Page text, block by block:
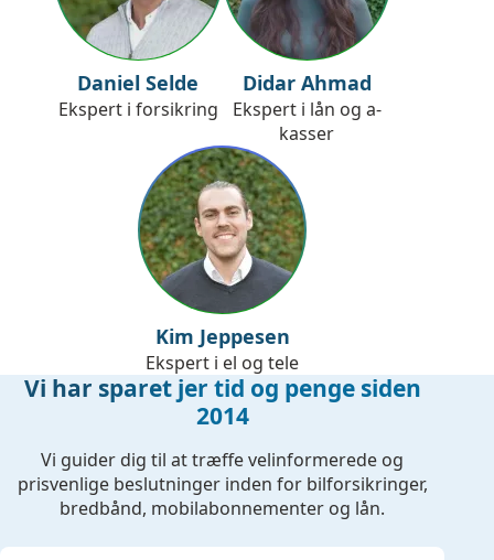
Daniel Selde
Ekspert i forsikring
Didar Ahmad
Ekspert i lån og a-
kasser
Kim Jeppesen
Ekspert i el og tele
Vi har sparet jer tid og penge siden
2014
Vi guider dig til at træffe velinformerede og
prisvenlige beslutninger inden for bilforsikringer,
bredbånd, mobilabonnementer og lån.